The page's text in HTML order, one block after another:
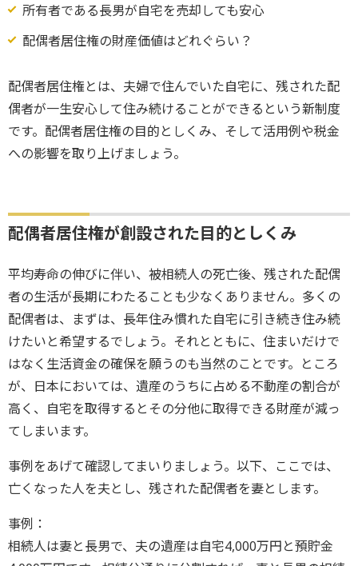
所有者である長男が自宅を売却しても安心
配偶者居住権の財産価値はどれぐらい？
配偶者居住権とは、夫婦で住んでいた自宅に、残された配
偶者が一生安心して住み続けることができるという新制度
です。配偶者居住権の目的としくみ、そして活用例や税金
への影響を取り上げましょう。
配偶者居住権が創設された目的としくみ
平均寿命の伸びに伴い、被相続人の死亡後、残された配偶
者の生活が長期にわたることも少なくありません。多くの
配偶者は、まずは、長年住み慣れた自宅に引き続き住み続
けたいと希望するでしょう。それとともに、住まいだけで
はなく生活資金の確保を願うのも当然のことです。ところ
が、日本においては、遺産のうちに占める不動産の割合が
高く、自宅を取得するとその分他に取得できる財産が減っ
てしまいます。
事例をあげて確認してまいりましょう。以下、ここでは、
亡くなった人を夫とし、残された配偶者を妻とします。
事例：
相続人は妻と長男で、夫の遺産は自宅4,000万円と預貯金